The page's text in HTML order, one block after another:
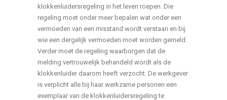
klokkenluidersregeling in het leven roepen. Die
regeling moet onder meer bepalen wat onder een
vermoeden van een misstand wordt verstaan en bij
wie een dergelijk vermoeden moet worden gemeld.
Verder moet de regeling waarborgen dat de
melding vertrouwelijk behandeld wordt als de
klokkenluider daarom heeft verzocht. De werkgever
is verplicht alle bij haar werkzame personen een
exemplaar van de klokkenluidersregeling te